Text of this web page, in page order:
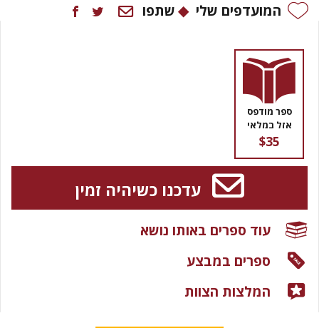
המועדפים שלי שתפו
ספר מודפס
אזל במלאי
$35
עדכנו כשיהיה זמין
עוד ספרים באותו נושא
ספרים במבצע
המלצות הצוות